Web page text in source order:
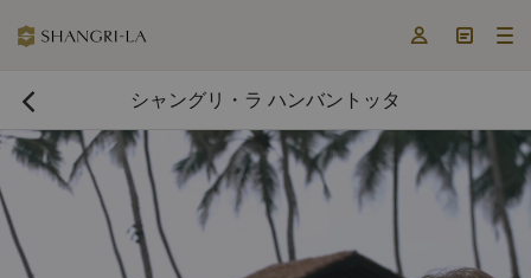
  
 シャングリ・ラ ハンバントッタ